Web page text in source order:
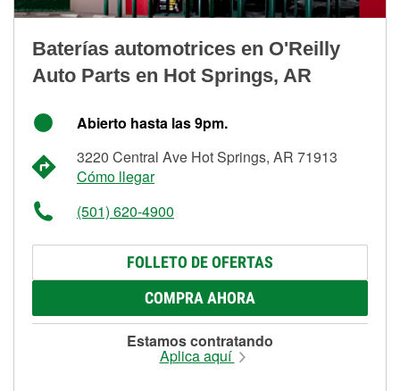
Baterías automotrices en O'Reilly
Auto Parts en Hot Springs, AR
Abierto hasta las 9pm.
3220 Central Ave Hot Springs, AR 71913
Cómo llegar
(501) 620-4900
FOLLETO DE OFERTAS
COMPRA AHORA
Estamos contratando
Aplica aquí